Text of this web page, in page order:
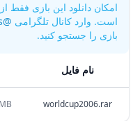
امکان دانلود این بازی فقط
است. وارد کانال تلگرامی @OldPersianGames
بازی را جستجو کنید.
نام فایل
worldcup2006.rar